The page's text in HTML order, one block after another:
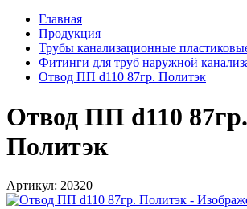
Главная
Продукция
Трубы канализационные
Фитинги для труб наружной
Отвод ПП d110 87гр. Политэк
Отвод ПП d110 87гр.
Политэк
Артикул: 20320